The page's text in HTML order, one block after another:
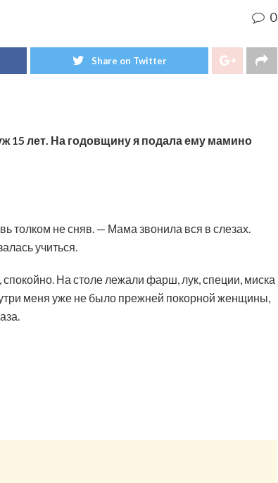
0
Share on Twitter
15 лет. На годовщину я подала ему мамино
толком не сняв. — Мама звонила вся в слезах.
учиться.
На столе лежали фарш, лук, специи, миска
меня уже не было прежней покорной женщины,